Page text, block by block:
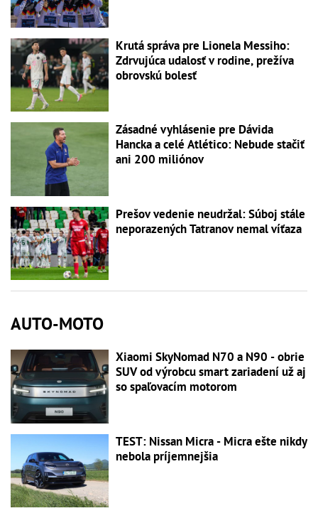
Krutá správa pre Lionela Messiho:
Zdrvujúca udalosť v rodine, prežíva
obrovskú bolesť
Zásadné vyhlásenie pre Dávida
Hancka a celé Atlético: Nebude stačiť
ani 200 miliónov
Prešov vedenie neudržal: Súboj stále
neporazených Tatranov nemal víťaza
AUTO-MOTO
Xiaomi SkyNomad N70 a N90 - obrie
SUV od výrobcu smart zariadení už aj
so spaľovacím motorom
TEST: Nissan Micra - Micra ešte nikdy
nebola príjemnejšia